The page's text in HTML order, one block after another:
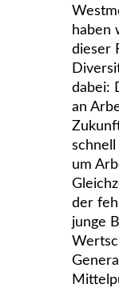
haben
dieser
dabei:
an
um
der
junge